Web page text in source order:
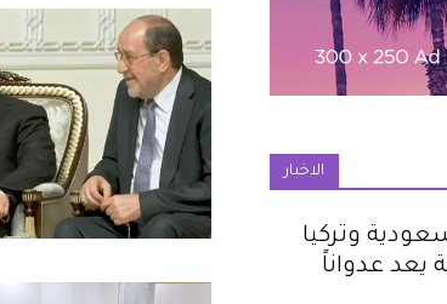
الاخبار
وتركيا
يعد عدواناً